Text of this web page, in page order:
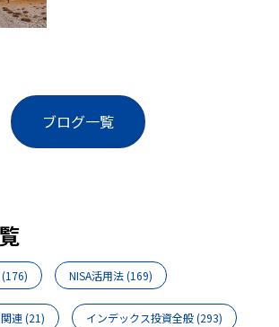
ブログ一覧
(176) NISA活用法(169)
連(21) インデックス投資全般(293)